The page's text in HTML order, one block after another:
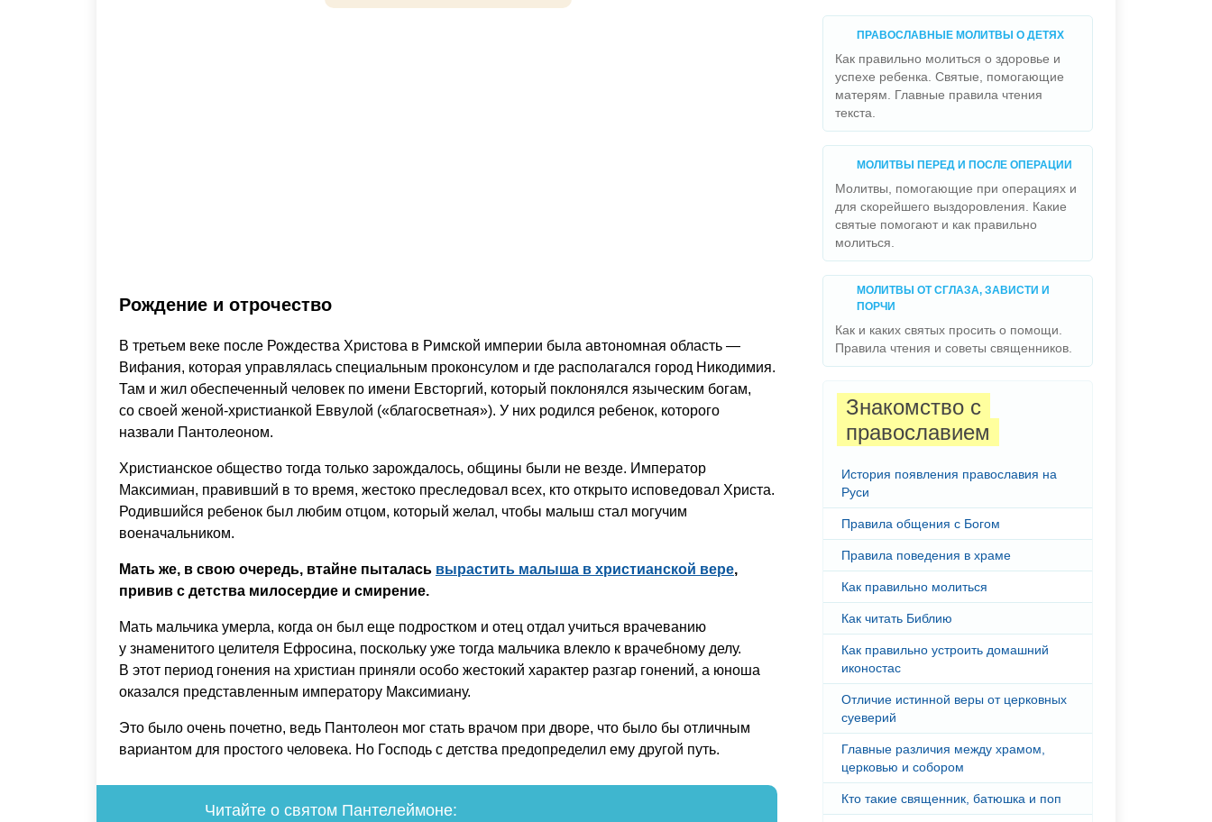
Рождение и отрочество
В третьем веке после Рождества Христова в Римской империи была автономная область —
Вифания, которая управлялась специальным проконсулом и где располагался город Никодимия.
Там и жил обеспеченный человек по имени Евсторгий, который поклонялся языческим богам,
со своей женой-христианкой Еввулой («благосветная»). У них родился ребенок, которого
назвали Пантолеоном.
Христианское общество тогда только зарождалось, общины были не везде. Император
Максимиан, правивший в то время, жестоко преследовал всех, кто открыто исповедовал Христа.
Родившийся ребенок был любим отцом, который желал, чтобы малыш стал могучим
военачальником.
Мать же, в свою очередь, втайне пыталась вырастить малыша в христианской вере,
привив с детства милосердие и смирение.
Мать мальчика умерла, когда он был еще подростком и отец отдал учиться врачеванию
у знаменитого целителя Ефросина, поскольку уже тогда мальчика влекло к врачебному делу.
В этот период гонения на христиан приняли особо жестокий характер разгар гонений, а юноша
оказался представленным императору Максимиану.
Это было очень почетно, ведь Пантолеон мог стать врачом при дворе, что было бы отличным
вариантом для простого человека. Но Господь с детства предопределил ему другой путь.
Читайте о святом Пантелеймоне:
ПРАВОСЛАВНЫЕ МОЛИТВЫ О ДЕТЯХ
Как правильно молиться о здоровье и
успехе ребенка. Святые, помогающие
матерям. Главные правила чтения
текста.
МОЛИТВЫ ПЕРЕД И ПОСЛЕ ОПЕРАЦИИ
Молитвы, помогающие при операциях и
для скорейшего выздоровления. Какие
святые помогают и как правильно
молиться.
МОЛИТВЫ ОТ СГЛАЗА, ЗАВИСТИ И
ПОРЧИ
Как и каких святых просить о помощи.
Правила чтения и советы священников.
Знакомство с
православием
История появления православия на
Руси
Правила общения с Богом
Правила поведения в храме
Как правильно молиться
Как читать Библию
Как правильно устроить домашний
иконостас
Отличие истинной веры от церковных
суеверий
Главные различия между храмом,
церковью и собором
Кто такие священник, батюшка и поп